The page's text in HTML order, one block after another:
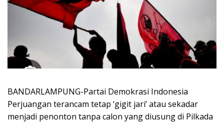
BANDARLAMPUNG-Partai Demokrasi Indonesia
Perjuangan terancam tetap ‘gigit jari’ atau sekadar
menjadi penonton tanpa calon yang diusung di Pilkada